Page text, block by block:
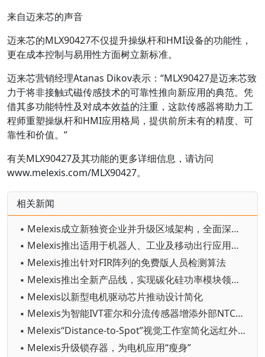
来自迈来芯的声音
迈来芯的MLX90427不仅提升操纵杆和HMI设备的功能性，
更在成本控制与易用性方面树立新标准。
迈来芯营销经理Atanas Dikov表示：“MLX90427是迈来芯致
力于将非接触式磁传感技术的可靠性推向新应用的典范。凭
借其多功能特性及对成本效益的注重，这款传感器将助力工
程师重塑操纵杆和HMI应用格局，提供前所未有的精度、可
靠性和价值。”
有关MLX90427及其功能的更多详细信息，请访问
www.melexis.com/MLX90427。
相关新闻
▪ Melexis成立新独资企业并升级区域架构，全面深耕本土市场
▪ Melexis推出适用于机器人、工业及移动出行应用的16位电感传感器
▪ Melexis推出针对FIR阵列的免费版人员检测算法
▪ Melexis推出全新产品线，实现碳化硅功率模块领域革命性突破
▪ Melexis以新型电机驱动芯片推动设计简化
▪ Melexis为智能IVT霍尔和分流传感器增添外部NTC输入功能
▪ Melexis“Distance-to-Spot”视觉工作室简化远红外温度传感器的选型流程
▪ Melexis升级锁存器，为电机应用“瘦身”